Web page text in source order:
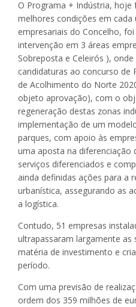
O Programa + Indústria,
melhores condições em cada
empresariais do Concelho,
intervenção em 3 áreas
Sobreposta e Celeirós ),
candidaturas ao concurso de
de Acolhimento do Norte
objeto aprovação), com o
regeneração destas zonas
implementação de um
parques, com apoio às
uma aposta na diferenciação
serviços diferenciados e
ainda definidas ações para a
urbanística, assegurando as
a logística.
Contudo, 51 empresas
ultrapassaram largamente as
matéria de investimento e
período.
Com uma previsão de
ordem dos 359 milhões de